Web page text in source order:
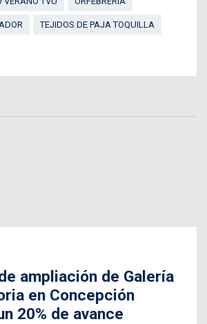
TEJIDOS DE PAJA TOQUILLA
ampliación de Galería
en Concepción
20% de avance